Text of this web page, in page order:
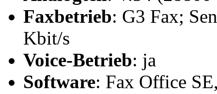
Faxbetrieb: G3 Fax;
Kbit/s
Voice-Betrieb: ja
Software: Fax Office